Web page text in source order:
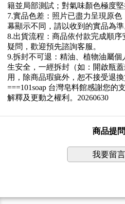
籍並局部測試；對氣味顏色極度堅
7.實品色差： 照片已盡力呈現原
幕顯示不同，請以收到的實品為準
8.出貨流程： 商品依付款完成順序
疑問，歡迎預先諮詢客服。
9.拆封不可退： 精油、植物油屬個
生安全，一經拆封（如：開啟瓶
用，除商品瑕疵外，恕不接受退換
===101soap 台灣皂料館感謝您的
解釋及更動之權利。 20260630
商品提問
我要留言